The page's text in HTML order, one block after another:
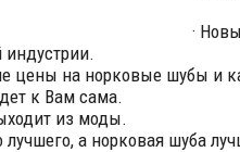
·
цены на норковые шубы и
к Вам сама.
из моды.
а норковая шуба